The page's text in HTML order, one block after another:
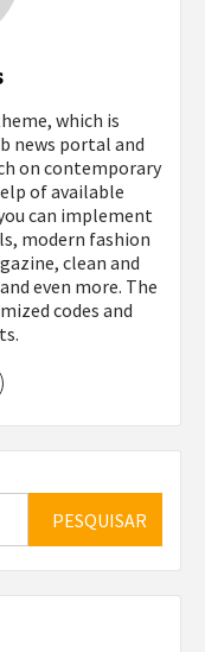
which is
news portal and
on contemporary
of available
can implement
modern fashion
clean and
even more. The
codes and